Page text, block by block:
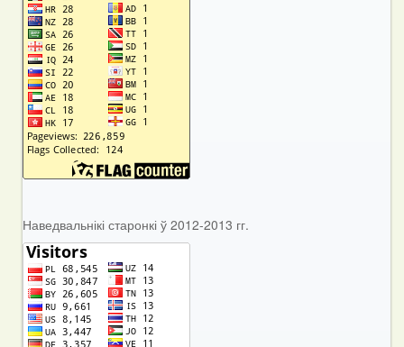
Наведвальнікі старонкі ў 2012-2013 гг.